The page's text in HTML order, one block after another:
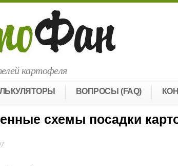
картофеля
ВОПРОСЫ (FAQ)
схемы посадки